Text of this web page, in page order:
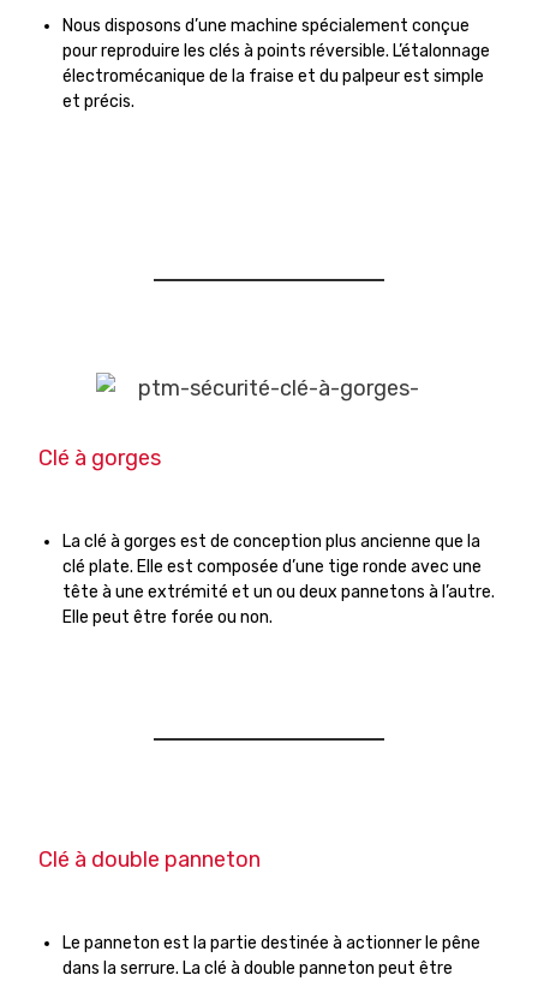
Nous disposons d’une machine spécialement conçue
pour reproduire les clés à points réversible. L’étalonnage
électromécanique de la fraise et du palpeur est simple
et précis.
Clé à gorges
La clé à gorges est de conception plus ancienne que la
clé plate. Elle est composée d’une tige ronde avec une
tête à une extrémité et un ou deux pannetons à l’autre.
Elle peut être forée ou non.
Clé à double panneton
Le panneton est la partie destinée à actionner le pêne
dans la serrure. La clé à double panneton peut être